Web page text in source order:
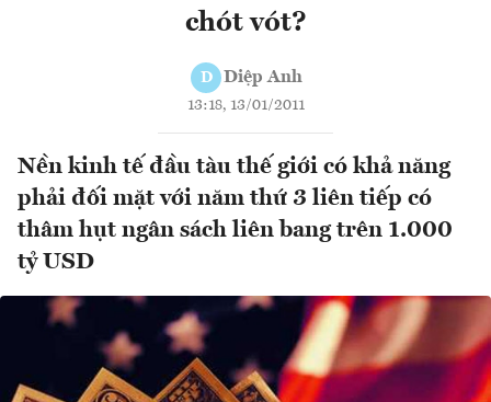
chót vót?
D Diệp Anh
13:18, 13/01/2011
Nền kinh tế đầu tàu thế giới có khả năng
phải đối mặt với năm thứ 3 liên tiếp có
thâm hụt ngân sách liên bang trên 1.000
tỷ USD